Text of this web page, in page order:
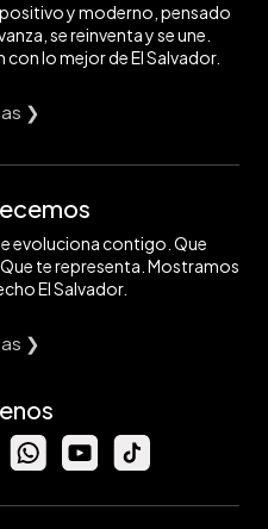
y moderno, pensado
se reinventa y se une.
lo mejor de El Salvador.
❯
evoluciona contigo. Que
te representa. Mostramos
El Salvador.
❯